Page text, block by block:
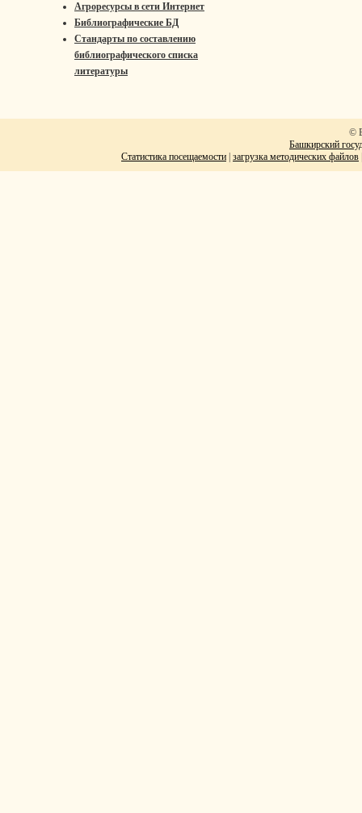
Агроресурсы в сети Интернет
Библиографические БД
Стандарты по составлению
библиографического списка
литературы
©
Башкирский
Статистика посещаемости загрузка методических файлов